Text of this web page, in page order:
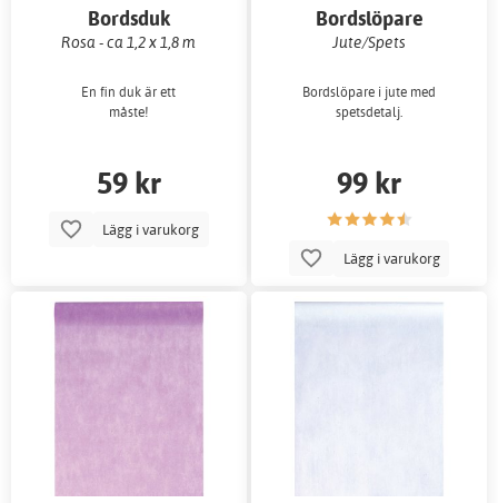
Bordsduk
Rosa - ca 1,2 x 1,8 m
En fin duk är ett
måste!
59 kr
Lägg i varukorg
Bordslöpare
Jute/Spets
Bordslöpare i jute med
spetsdetalj.
99 kr
Lägg i varukorg